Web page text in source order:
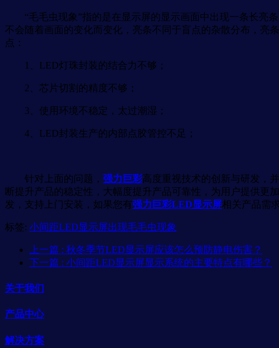
“毛毛虫现象”指的是在显示屏的显示画面中出现一条长亮条
不会随着画面的变化而变化，亮条不同于盲点的杂散分布，亮
点：
1、LED灯珠封装的结合力不够；
2、芯片切割的精度不够；
3、使用环境不稳定，太过潮湿；
4、LED封装生产的内部点胶管控不足；
针对上面的问题， 强力巨彩高度重视技术的创新与研发，
断提升产品的稳定性，大幅度提升产品可靠性，为用户提供更
发，支持上门安装，如果您有强力巨彩LED显示屏相关产品需
标签: 小间距LED显示屏出现毛毛虫现象
上一篇 : 秋冬季节LED显示屏应该怎么预防静电伤害？
下一篇 : 小间距LED显示屏显示系统的主要特点有哪些？
关于我们
产品中心
解决方案